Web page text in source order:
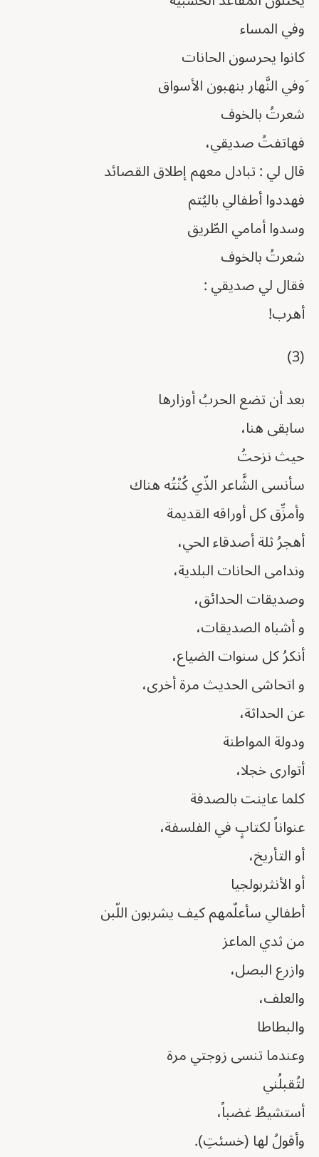
وفي المساء
كانوا يحرسون الحانات
َوفي النَّهار بنهبون الأسواق
شعرتُ بالخوف
فهاتفتُ صديقي،
قال لي : تبادل معهم إطلاق القصائد
فهددوا أطفالي باليُتم
وسدوا أمامي الطّريق
شعرتُ بالخوف
فقال لي صديقي :
أهرب!
(3)
بعد أن تضع الحربُ أوزارها
سابقى هنا،
حيث نزحتُ
سأنسى الشَّاعر الذّي كُنْتُه هناك
وأمزِّق كل أوراقه القديمة
أهجرُ ثلة أصدقاء الحي،
وندامى الحانات البلدية،
وصديقات الحدائق،
و أشباه الصديقات،
أنكرُ كل سنوات الضياع،
و اتحاشى الحديث مرة أخرى،
عن الحداثة،
ودولة المواطنة
أتوارى خجلا،
كلما عاينت بالصدفة
عنواناً لكتابٍ في الفلسفة،
أو التأريخ،
أو الأنثربولجيا
أطفالي سأعلّمهم كيف يشربون اللّبن
من ثدي الماعز
وازرع البصل،
والعلف،
والبطاطا
وعندما تنسى زوجتي مرة
لتُقبلُني
أستشيطُ غضباً،
وأقولُ لها (خسئتِ).